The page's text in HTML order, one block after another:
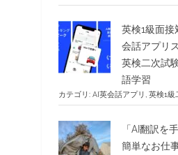
英検1級面接
会話アプリ
英検二次試
語学習
カテゴリ: AI英会話アプリ 英検1級
「AI翻訳を
簡単なお仕